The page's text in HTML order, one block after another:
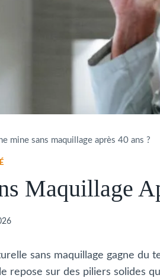
mine sans maquillage après 40 ans ?
Maquillage
sans maquillage gagne du
sur des piliers solides